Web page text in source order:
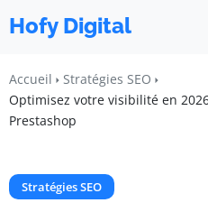
Hofy Digital
Accueil
Stratégies SEO
Optimisez votre visibilité en
Prestashop
Stratégies SEO